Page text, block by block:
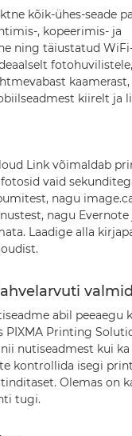
kõik-ühes-seade
, kopeerimis- ja
ning täiustatud
kiirelt ja
Link võimaldab
vaid
nagu
nagu Evernote
Laadige alla
abil peeaegu
PIXMA Printing
nutiseadmest kui
kontrollida isegi
Olemas on
tugi.